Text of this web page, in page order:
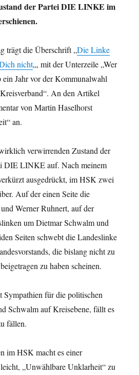
der Partei DIE LINKE im
trägt die Überschrift „Die Linke
nicht„, mit der Unterzeile „Wer
Jahr vor der Kommunalwahl
An den Artikel
von Martin Haselhorst
an.
verwirrenden Zustand der
DIE LINKE auf. Nach meinem
ausgedrückt, im HSK zwei
Auf der einen Seite die
Werner Ruhnert, auf der
um Dietmar Schwalm und
Seiten schwebt die Landeslinke
die bislang nicht zu
zu haben scheinen.
für die politischen
Schwalm auf Kreisebene, fällt es
fällen.
im HSK macht es einer
„Unwählbare Unklarheit“ zu